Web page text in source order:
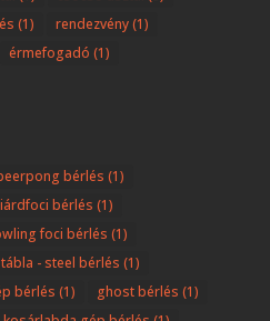
(1) rendezvény(1)
érmefogadó (1)
bérlés (1)
bérlés (1)
foci bérlés (1)
- steel bérlés (1)
bérlés (1) ghost bérlés (1)